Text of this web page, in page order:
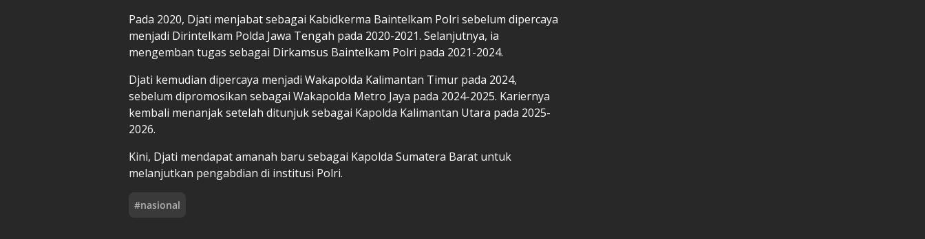
Pada 2020, Djati menjabat sebagai Kabidkerma Baintelkam Polri sebelum dipercaya
menjadi Dirintelkam Polda Jawa Tengah pada 2020-2021. Selanjutnya, ia
mengemban tugas sebagai Dirkamsus Baintelkam Polri pada 2021-2024.
Djati kemudian dipercaya menjadi Wakapolda Kalimantan Timur pada 2024,
sebelum dipromosikan sebagai Wakapolda Metro Jaya pada 2024-2025. Kariernya
kembali menanjak setelah ditunjuk sebagai Kapolda Kalimantan Utara pada 2025-
2026.
Kini, Djati mendapat amanah baru sebagai Kapolda Sumatera Barat untuk
melanjutkan pengabdian di institusi Polri.
#nasional